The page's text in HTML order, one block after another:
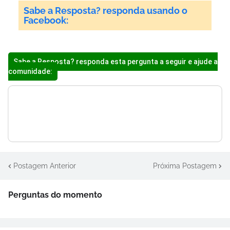
Sabe a Resposta? responda usando o
Facebook:
Sabe a Resposta? responda esta pergunta a seguir e ajude a
comunidade:
Postagem Anterior Próxima Postagem
Perguntas do momento